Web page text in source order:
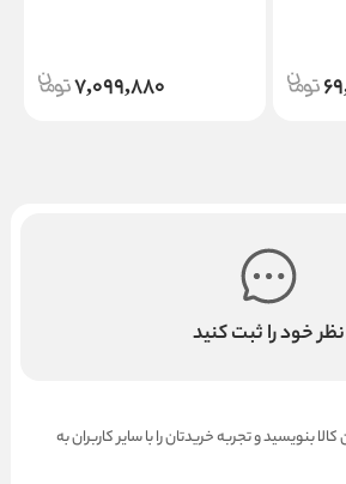
7,099,880
نظر خود را ثبت کنید
بنویسید و تجربه خریدتان را با سایر کاربران به